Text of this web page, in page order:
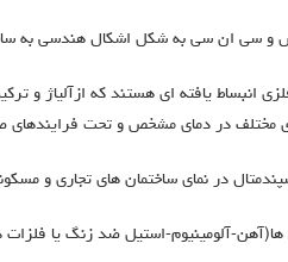
و سی ان سی به شکل اشکال هندسی به
انبساط یافته ای هستند که ازآلیاژ و
مختلف در دمای مشخص و تحت فرایندهای
در نمای ساختمان های تجاری و